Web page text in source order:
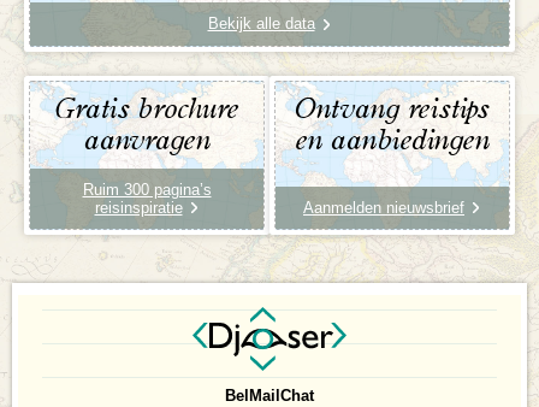
Bekijk alle data
Gratis brochure
aanvragen
Ruim 300 pagina’s
reisinspiratie
Ontvang reistips
en aanbiedingen
Aanmelden nieuwsbrief
Bel Mail Chat